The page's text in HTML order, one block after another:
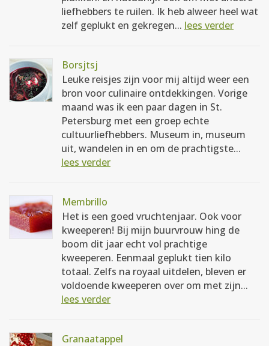
liefhebbers te ruilen. Ik heb alweer heel wat
zelf geplukt en gekregen... lees verder
Borsjtsj
Leuke reisjes zijn voor mij altijd weer een
bron voor culinaire ontdekkingen. Vorige
maand was ik een paar dagen in St.
Petersburg met een groep echte
cultuurliefhebbers. Museum in, museum
uit, wandelen in en om de prachtigste...
lees verder
Membrillo
Het is een goed vruchtenjaar. Ook voor
kweeperen! Bij mijn buurvrouw hing de
boom dit jaar echt vol prachtige
kweeperen. Eenmaal geplukt tien kilo
totaal. Zelfs na royaal uitdelen, bleven er
voldoende kweeperen over om met zijn...
lees verder
Granaatappel